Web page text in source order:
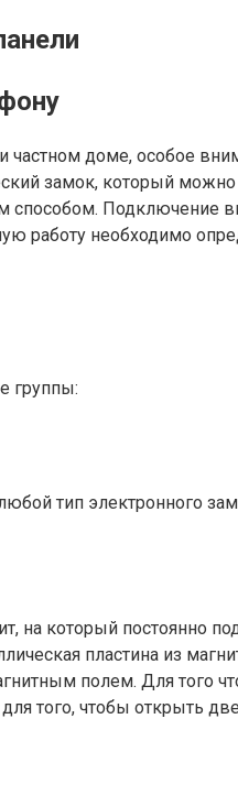
частном доме, особое
замок, который
Подключение
работу необходимо
группы:
тип электронного
который постоянно
пластина из
полем. Для того
того, чтобы открыть